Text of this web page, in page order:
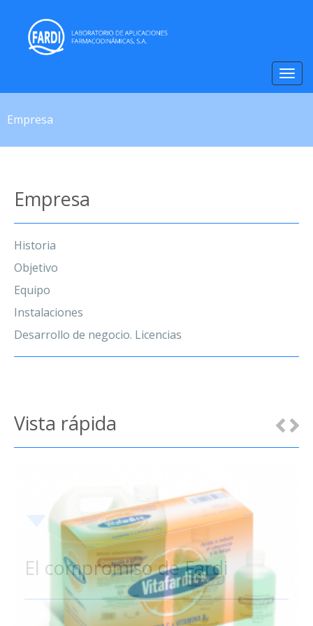
Empresa
Empresa
Historia
Objetivo
Equipo
Instalaciones
Desarrollo de negocio. Licencias
Vista rápida
El compromiso de Fardi